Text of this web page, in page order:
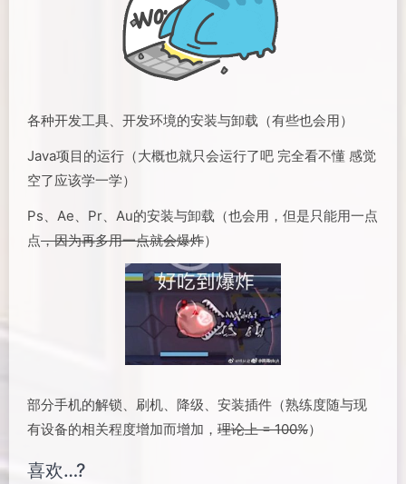
各种开发工具、开发环境的安装与卸载（有些也会用）
Java项目的运行（大概也就只会运行了吧 完全看不懂 感觉
空了应该学一学）
Ps、Ae、Pr、Au的安装与卸载（也会用，但是只能用一点
点，因为再多用一点就会爆炸）
部分手机的解锁、刷机、降级、安装插件（熟练度随与现
有设备的相关程度增加而增加， 理论上 = 100%）
喜欢…?